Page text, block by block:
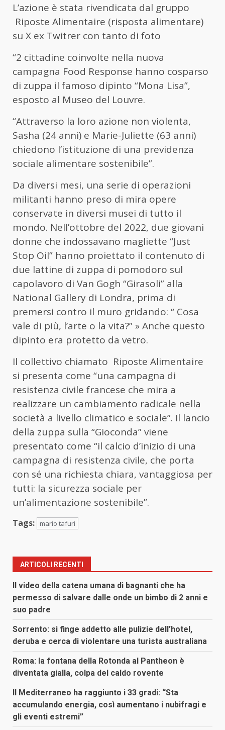
L’azione è stata rivendicata dal gruppo
Riposte Alimentaire (risposta alimentare)
su X ex Twitrer con tanto di foto
“2 cittadine coinvolte nella nuova
campagna Food Response hanno cosparso
di zuppa il famoso dipinto “Mona Lisa”,
esposto al Museo del Louvre.
“Attraverso la loro azione non violenta,
Sasha (24 anni) e Marie-Juliette (63 anni)
chiedono l’istituzione di una previdenza
sociale alimentare sostenibile”.
Da diversi mesi, una serie di operazioni
militanti hanno preso di mira opere
conservate in diversi musei di tutto il
mondo. Nell’ottobre del 2022, due giovani
donne che indossavano magliette “Just
Stop Oil” hanno proiettato il contenuto di
due lattine di zuppa di pomodoro sul
capolavoro di Van Gogh “Girasoli” alla
National Gallery di Londra, prima di
premersi contro il muro gridando: “ Cosa
vale di più, l’arte o la vita?” » Anche questo
dipinto era protetto da vetro.
Il collettivo chiamato Riposte Alimentaire
si presenta come “una campagna di
resistenza civile francese che mira a
realizzare un cambiamento radicale nella
società a livello climatico e sociale”. Il lancio
della zuppa sulla “Gioconda” viene
presentato come “il calcio d’inizio di una
campagna di resistenza civile, che porta
con sé una richiesta chiara, vantaggiosa per
tutti: la sicurezza sociale per
un’alimentazione sostenibile”.
Tags: mario tafuri
ARTICOLI RECENTI
Il video della catena umana di bagnanti che ha
permesso di salvare dalle onde un bimbo di 2 anni e
suo padre
Sorrento: si finge addetto alle pulizie dell’hotel,
deruba e cerca di violentare una turista australiana
Roma: la fontana della Rotonda al Pantheon è
diventata gialla, colpa del caldo rovente
Il Mediterraneo ha raggiunto i 33 gradi: “Sta
accumulando energia, così aumentano i nubifragi e
gli eventi estremi”